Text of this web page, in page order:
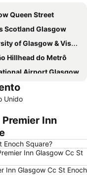
Queen Street
Scotland Glasgow
of Glasgow & Visitor Centre
Hillhead do Metrô
Airport Glasgow
Park
and Conference Centre
Street
Theatre
Park
Park
Unido
Inn
Enoch Square?
Inn Glasgow Cc St
Inn Glasgow Cc St Enoch